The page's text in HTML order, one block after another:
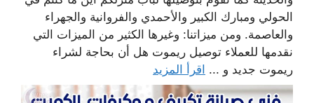
الحولي ومبارك الكبير والأحمدي والفروانية والجهراء
والعاصمة. ومن ميزاتنا: وغيرها الكثير من الميزات التي
نقدمها للعملاء توصيل ريموت هل أن بحاجة لشراء
ريموت جديد و ... اقرأ المزيد